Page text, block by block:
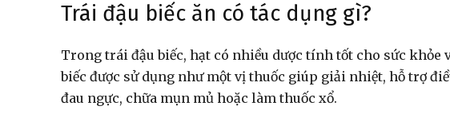
Trái đậu biếc ăn có tác dụng gì?
Trong trái đậu biếc, hạt có nhiều dược tính tốt cho sức khỏe
biếc được sử dụng như một vị thuốc giúp giải nhiệt, hỗ trợ
đau ngực, chữa mụn mủ hoặc làm thuốc xổ.